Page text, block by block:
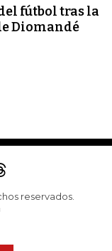
fútbol tras la
Diomandé
reservados.